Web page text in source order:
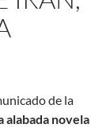
de la
alabada novela